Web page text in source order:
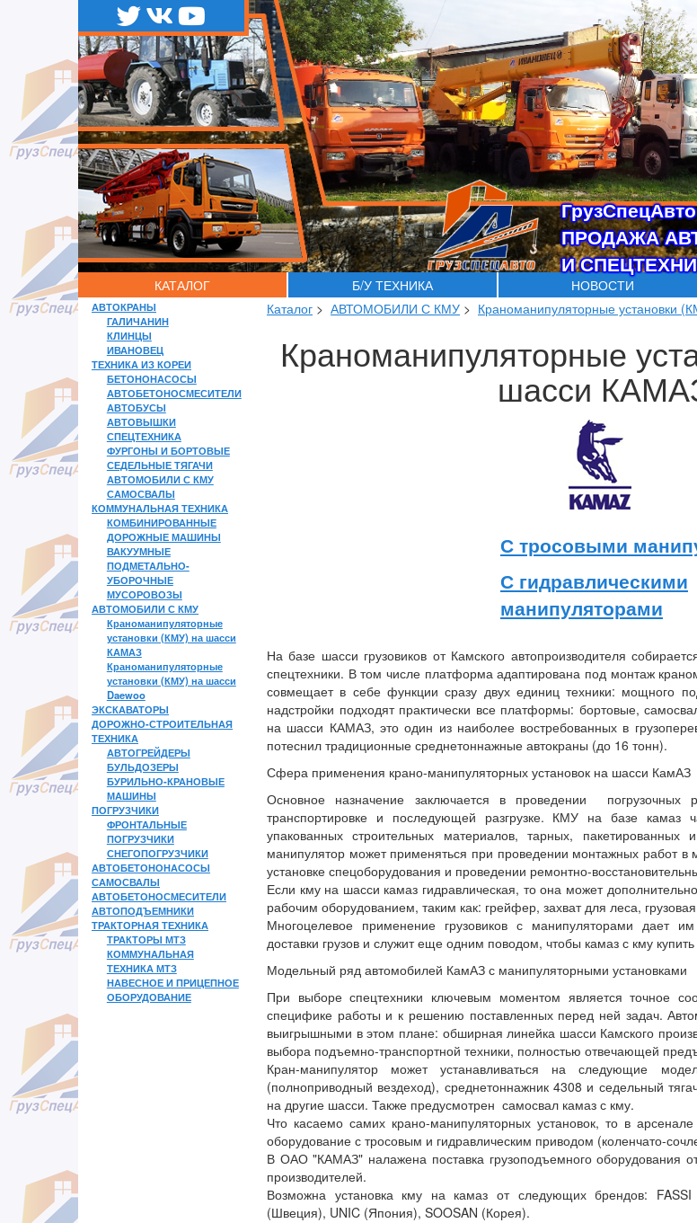
ГрузСпецАвто
ПРОДАЖА
И
КАТАЛОГ Б/У ТЕХНИКА НОВОСТИ
АВТОКРАНЫ
ГАЛИЧАНИН
КЛИНЦЫ
ИВАНОВЕЦ
ТЕХНИКА ИЗ КОРЕИ
БЕТОНОНАСОСЫ
АВТОБЕТОНОСМЕСИТЕЛИ
АВТОБУСЫ
АВТОВЫШКИ
СПЕЦТЕХНИКА
ФУРГОНЫ И БОРТОВЫЕ
СЕДЕЛЬНЫЕ ТЯГАЧИ
АВТОМОБИЛИ С КМУ
САМОСВАЛЫ
КОММУНАЛЬНАЯ ТЕХНИКА
КОМБИНИРОВАННЫЕ
ДОРОЖНЫЕ МАШИНЫ
ВАКУУМНЫЕ
ПОДМЕТАЛЬНО-
УБОРОЧНЫЕ
МУСОРОВОЗЫ
АВТОМОБИЛИ С КМУ
Краноманипуляторные
установки (КМУ) на шасси
КАМАЗ
Краноманипуляторные
установки (КМУ) на шасси
Daewoo
ЭКСКАВАТОРЫ
ДОРОЖНО-СТРОИТЕЛЬНАЯ
ТЕХНИКА
АВТОГРЕЙДЕРЫ
БУЛЬДОЗЕРЫ
БУРИЛЬНО-КРАНОВЫЕ
МАШИНЫ
ПОГРУЗЧИКИ
ФРОНТАЛЬНЫЕ
ПОГРУЗЧИКИ
СНЕГОПОГРУЗЧИКИ
АВТОБЕТОНОНАСОСЫ
САМОСВАЛЫ
АВТОБЕТОНОСМЕСИТЕЛИ
АВТОПОДЪЕМНИКИ
ТРАКТОРНАЯ ТЕХНИКА
ТРАКТОРЫ МТЗ
КОММУНАЛЬНАЯ
ТЕХНИКА МТЗ
НАВЕСНОЕ И ПРИЦЕПНОЕ
ОБОРУДОВАНИЕ
Каталог > АВТОМОБИЛИ С КМУ > Краноманипуляторные установки
Краноманипуляторные
шасси
С тросовыми
С гидравлическими
манипуляторами
На базе шасси грузовиков от Камского автопроизводителя
спецтехники. В том числе платформа адаптирована под монтаж
совмещает в себе функции сразу двух единиц техники: мощного
надстройки подходят практически все платформы: бортовые,
на шасси КАМАЗ, это один из наиболее востребованных в
потеснил традиционные среднетоннажные автокраны (до 16 тонн).
Сфера применения крано-манипуляторных установок на шасси КамАЗ
Основное назначение заключается в проведении
транспортировке и последующей разгрузке. КМУ на базе камаз
упакованных строительных материалов, тарных, пакетированных
манипулятор может применяться при проведении монтажных работ в
установке спецоборудования и проведении ремонтно-
Если кму на шасси камаз гидравлическая, то она может
рабочим оборудованием, таким как: грейфер, захват для леса,
Многоцелевое применение грузовиков с манипуляторами дает
доставки грузов и служит еще одним поводом, чтобы камаз с кму
Модельный ряд автомобилей КамАЗ с манипуляторными установками
При выборе спецтехники ключевым моментом является точное
специфике работы и к решению поставленных перед ней задач.
выигрышными в этом плане: обширная линейка шасси Камского
выбора подъемно-транспортной техники, полностью отвечающей
Кран-манипулятор может устанавливаться на следующие
(полноприводный вездеход), среднетоннажник 4308 и седельный
на другие шасси. Также предусмотрен самосвал камаз с кму.
Что касаемо самих крано-манипуляторных установок, то в
оборудование с тросовым и гидравлическим приводом (коленчато-
В ОАО "КАМАЗ" налажена поставка грузоподъемного оборудования
производителей.
Возможна установка кму на камаз от следующих брендов:
(Швеция), UNIC (Япония), SOOSAN (Корея).